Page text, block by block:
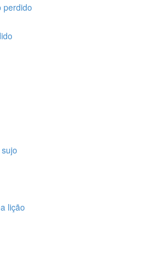
perdido
lição